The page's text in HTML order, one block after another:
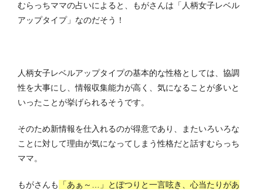
むらっちママの占いによると、もがさんは「人柄女子レベル
アップタイプ」なのだそう！
人柄女子レベルアップタイプの基本的な性格としては、協調
性を大事にし、情報収集能力が高く、気になることが多いと
いったことが挙げられるそうです。
そのため新情報を仕入れるのが得意であり、またいろいろな
ことに対して理由が気になってしまう性格だと話すむらっち
ママ。
もがさんも
「あぁ～…」とぽつりと一言呟き、心当たりがあ